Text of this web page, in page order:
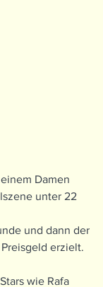
Damen
unter 22
und dann der
erzielt.
wie Rafa